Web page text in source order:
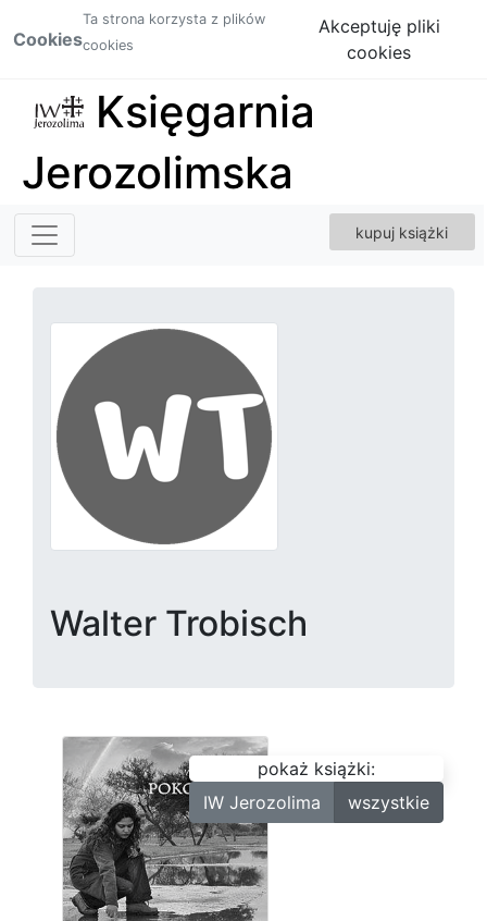
Cookies
Ta strona korzysta z plików
cookies
Akceptuję pliki
cookies
Księgarnia
Jerozolimska
kupuj książki
Walter Trobisch
pokaż książki:
IW Jerozolima
wszystkie